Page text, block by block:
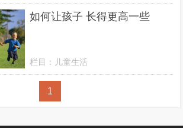
如何让孩子 长得更高一些
栏目： 儿童生活
1